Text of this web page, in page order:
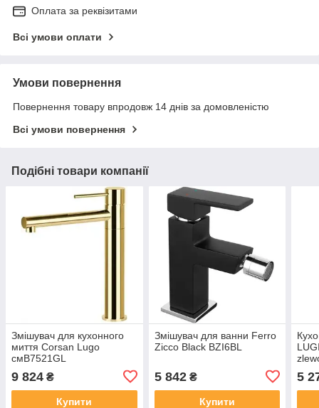
Оплата за реквізитами
Всі умови оплати
Умови повернення
Повернення товару впродовж 14 днів за домовленістю
Всі умови повернення
Подібні товари компанії
Змішувач для кухонного
миття Corsan Lugo
смB7521GL
9 824 ₴
Купити
Змішувач для ванни Ferro
Zicco Black BZI6BL
5 842₴
Купити
5